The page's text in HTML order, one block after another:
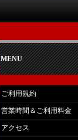
MENU
ご利用規約
営業時間＆ご利用料金
アクセス